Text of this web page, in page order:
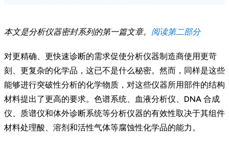
本文是分析仪器密封系列的第一篇文章。 阅读第二部分
对更精确、更快速诊断的需求促使分析仪器制造商使用更苛
刻、更复杂的化学品，这已不是什么秘密。然而，同样是这些
能够进行突破性分析的化学物质，对这些仪器所用部件的结构
材料提出了更高的要求。色谱系统、血液分析仪、DNA 合成
仪、质谱仪和体外诊断系统等分析仪器的有效性取决于其组件
材料处理酸、溶剂和活性气体等腐蚀性化学品的能力。